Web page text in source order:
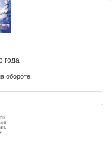
года
обороте.